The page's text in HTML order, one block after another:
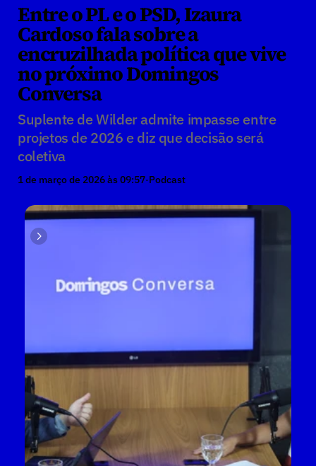
Entre o PL e o PSD, Izaura
Cardoso fala sobre a
encruzilhada política que vive
no próximo Domingos
Conversa
Suplente de Wilder admite impasse entre
projetos de 2026 e diz que decisão será
coletiva
1 de março de 2026 às 09:57·Podcast